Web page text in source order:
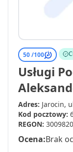
50 /100
Usługi
Adres: Jarocin,
Kod pocztowy:
REGON:
Ocena:Brak